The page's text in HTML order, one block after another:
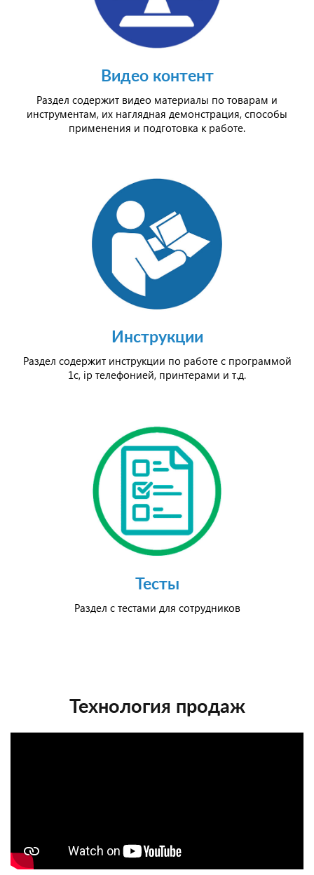
Видео контент
Раздел содержит видео материалы по товарам и
инструментам, их наглядная демонстрация, способы
применения и подготовка к работе.
Инструкции
Раздел содержит инструкции по работе с программой
1с, ip телефонией, принтерами и т.д.
Тесты
Раздел с тестами для сотрудников
Технология продаж